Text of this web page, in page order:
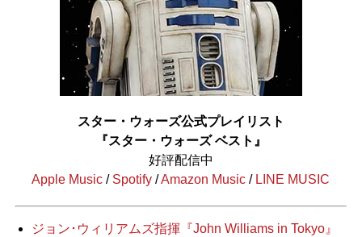
スター・ウォーズ公式プレイリスト
『スター・ウォーズ ベスト』
好評配信中
Apple Music / Spotify /Amazon Music / LINE MUSIC
ジョン･ウィリアムズ指揮『John Williams in Tokyo』